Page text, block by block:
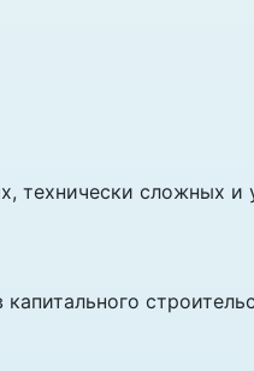
технически сложных и